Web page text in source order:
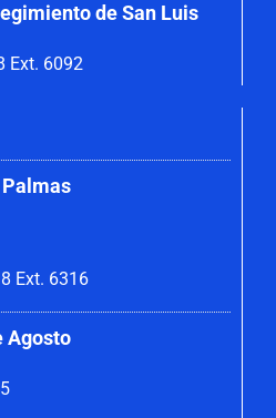
de San Luis
Ext. 6092
Ext. 6316
Agosto